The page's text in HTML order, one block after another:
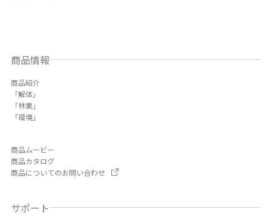
商品情報
商品紹介
「解体」
「林業」
「環境」
商品ムービー
商品カタログ
商品についてのお問い合わせ
サポート